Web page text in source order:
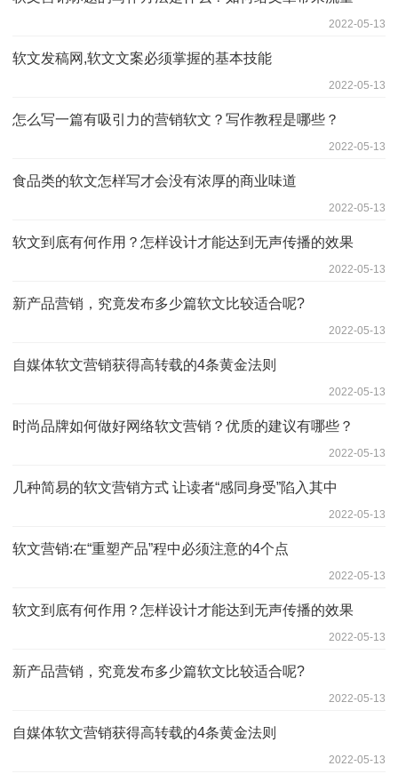
2022-05-13
软文发稿网,软文文案必须掌握的基本技能
2022-05-13
怎么写一篇有吸引力的营销软文？写作教程是哪些？
2022-05-13
食品类的软文怎样写才会没有浓厚的商业味道
2022-05-13
软文到底有何作用？怎样设计才能达到无声传播的效果
2022-05-13
新产品营销，究竟发布多少篇软文比较适合呢?
2022-05-13
自媒体软文营销获得高转载的4条黄金法则
2022-05-13
时尚品牌如何做好网络软文营销？优质的建议有哪些？
2022-05-13
几种简易的软文营销方式 让读者“感同身受”陷入其中
2022-05-13
软文营销:在“重塑产品”程中必须注意的4个点
2022-05-13
软文到底有何作用？怎样设计才能达到无声传播的效果
2022-05-13
新产品营销，究竟发布多少篇软文比较适合呢?
2022-05-13
自媒体软文营销获得高转载的4条黄金法则
2022-05-13